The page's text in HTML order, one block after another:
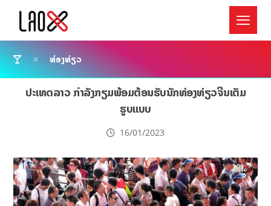
ທ່ອງທ່ຽວ
ປະເທດລາວ ກຳລັງກຽມພ້ອມຕ້ອນຮັບນັກທ່ອງທ່ຽວຈີນເຕັມ
ຮູບແບບ
16/01/2023